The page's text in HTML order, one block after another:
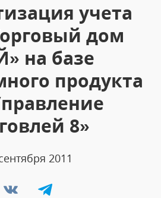
учета
дом
на базе
продукта
8»
2011